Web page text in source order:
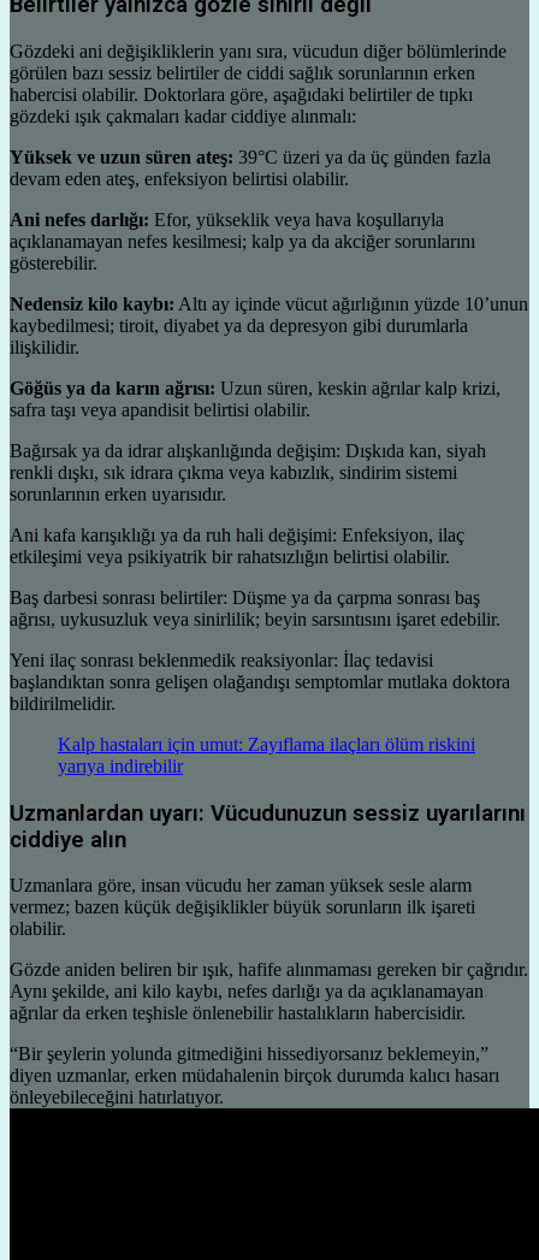
Gözdeki ani değişikliklerin yanı sıra, vücudun diğer bölümlerinde
görülen bazı sessiz belirtiler de ciddi sağlık sorunlarının erken
habercisi olabilir. Doktorlara göre, aşağıdaki belirtiler de tıpkı
gözdeki ışık çakmaları kadar ciddiye alınmalı:
Yüksek ve uzun süren ateş: 39°C üzeri ya da üç günden fazla
devam eden ateş, enfeksiyon belirtisi olabilir.
Ani nefes darlığı: Efor, yükseklik veya hava koşullarıyla
açıklanamayan nefes kesilmesi; kalp ya da akciğer sorunlarını
gösterebilir.
Nedensiz kilo kaybı: Altı ay içinde vücut ağırlığının yüzde 10’unun
kaybedilmesi; tiroit, diyabet ya da depresyon gibi durumlarla
ilişkilidir.
Göğüs ya da karın ağrısı: Uzun süren, keskin ağrılar kalp krizi,
safra taşı veya apandisit belirtisi olabilir.
Bağırsak ya da idrar alışkanlığında değişim: Dışkıda kan, siyah
renkli dışkı, sık idrara çıkma veya kabızlık, sindirim sistemi
sorunlarının erken uyarısıdır.
Ani kafa karışıklığı ya da ruh hali değişimi: Enfeksiyon, ilaç
etkileşimi veya psikiyatrik bir rahatsızlığın belirtisi olabilir.
Baş darbesi sonrası belirtiler: Düşme ya da çarpma sonrası baş
ağrısı, uykusuzluk veya sinirlilik; beyin sarsıntısını işaret edebilir.
Yeni ilaç sonrası beklenmedik reaksiyonlar: İlaç tedavisi
başlandıktan sonra gelişen olağandışı semptomlar mutlaka doktora
bildirilmelidir.
Kalp hastaları için umut: Zayıflama ilaçları ölüm riskini
yarıya indirebilir
Uzmanlardan uyarı: Vücudunuzun sessiz uyarılarını
ciddiye alın
Uzmanlara göre, insan vücudu her zaman yüksek sesle alarm
vermez; bazen küçük değişiklikler büyük sorunların ilk işareti
olabilir.
Gözde aniden beliren bir ışık, hafife alınmaması gereken bir çağrıdır.
Aynı şekilde, ani kilo kaybı, nefes darlığı ya da açıklanamayan
ağrılar da erken teşhisle önlenebilir hastalıkların habercisidir.
“Bir şeylerin yolunda gitmediğini hissediyorsanız beklemeyin,”
diyen uzmanlar, erken müdahalenin birçok durumda kalıcı hasarı
önleyebileceğini hatırlatıyor.